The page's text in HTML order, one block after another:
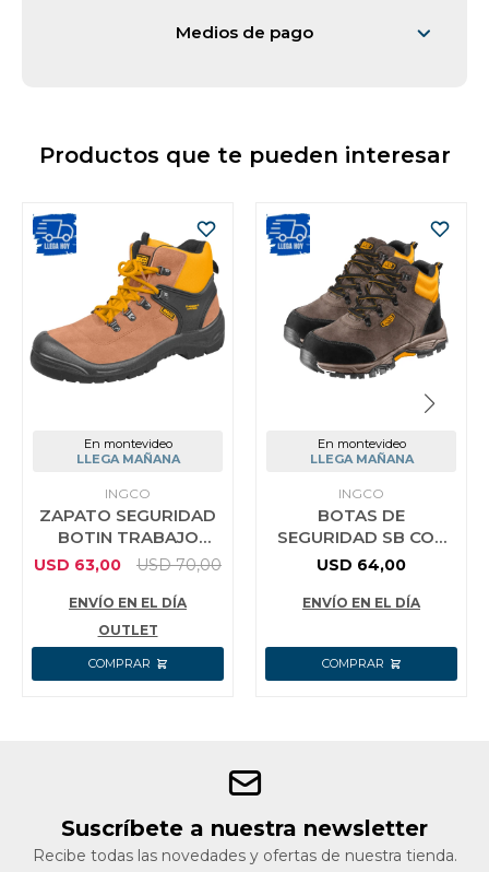
Medios de pago
Productos que te pueden interesar
En montevideo
LLEGA MAÑANA
INGCO
ZAPATO SEGURIDAD
BOTIN TRABAJO
INGCO TALLE 44
USD 63,00 USD 70,00
ENVÍO EN EL DÍA
OUTLET
En montevideo
LLEGA MAÑANA
INGCO
BOTAS DE
SEGURIDAD SB CON
PUNTERA ACERO
SSH11SB.42
USD 64,00
ENVÍO EN EL DÍA
Suscríbete a nuestra newsletter
Recibe todas las novedades y ofertas de nuestra tienda.